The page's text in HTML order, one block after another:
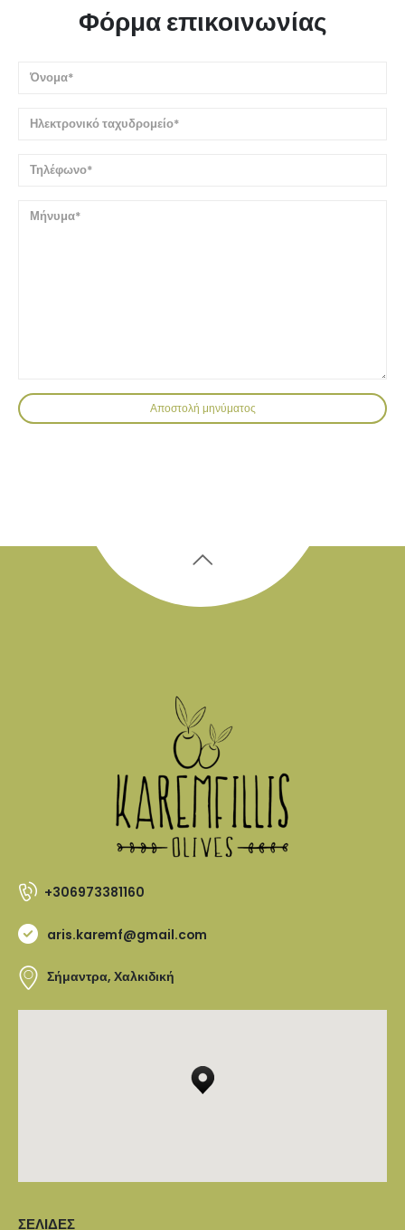
Φόρμα επικοινωνίας
+306973381160
aris.karemf@gmail.com
Σήμαντρα, Χαλκιδική
ΣΕΛΊΔΕΣ